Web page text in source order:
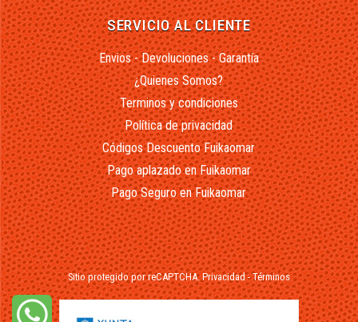
SERVICIO AL CLIENTE
Envios - Devoluciones - Garantía
¿Quienes Somos?
Terminos y condiciones
Política de privacidad
Códigos Descuento Fuikaomar
Pago aplazado en Fuikaomar
Pago Seguro en Fuikaomar
Sitio protegido por reCAPTCHA.Privacidad-Términos